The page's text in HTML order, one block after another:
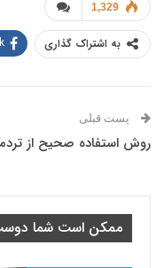
1,329
به اشتراک گذاری
پست قبلی
روش استفاده صحیح از
ممکن است شما